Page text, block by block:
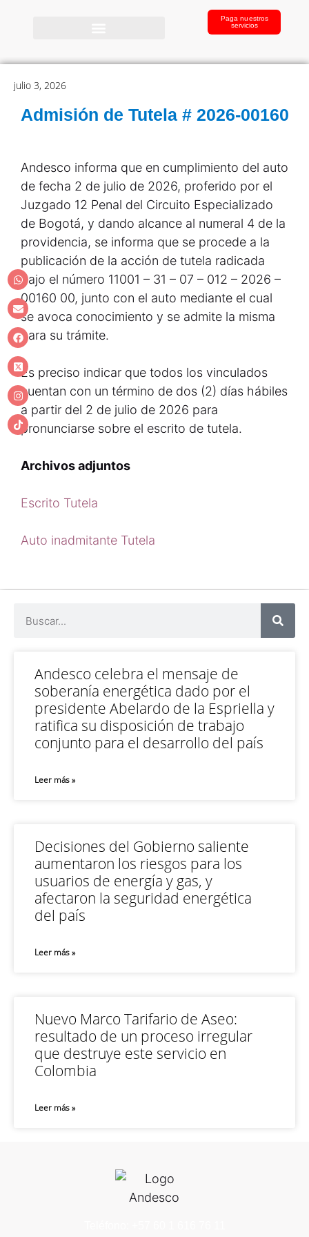
Paga nuestros
servicios
julio 3, 2026
Admisión de Tutela # 2026-00160
Andesco informa que en cumplimiento del auto
de fecha 2 de julio de 2026, proferido por el
Juzgado 12 Penal del Circuito Especializado
de Bogotá, y dando alcance al numeral 4 de la
providencia, se informa que se procede a la
publicación de la acción de tutela radicada
bajo el número 11001 – 31 – 07 – 012 – 2026 –
00160 00, junto con el auto mediante el cual
se avoca conocimiento y se admite la misma
para su trámite.
Es preciso indicar que todos los vinculados
cuentan con un término de dos (2) días hábiles
a partir del 2 de julio de 2026 para
pronunciarse sobre el escrito de tutela.
Archivos adjuntos
Escrito Tutela
Auto inadmitante Tutela
Andesco celebra el mensaje de
soberanía energética dado por el
presidente Abelardo de la Espriella y
ratifica su disposición de trabajo
conjunto para el desarrollo del país
Leer más »
Decisiones del Gobierno saliente
aumentaron los riesgos para los
usuarios de energía y gas, y
afectaron la seguridad energética
del país
Leer más »
Nuevo Marco Tarifario de Aseo:
resultado de un proceso irregular
que destruye este servicio en
Colombia
Leer más »